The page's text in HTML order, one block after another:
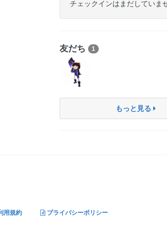
チェックインはまだしていま
友だち 1
もっと見る
用規約 プライバシーポリシー